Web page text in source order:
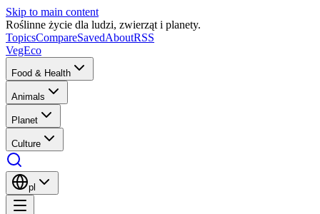
Skip to main content
Roślinne życie dla ludzi, zwierząt i planety.
TopicsCompareSavedAboutRSS
VegEco
Food & Health
Animals
Planet
Culture
pl